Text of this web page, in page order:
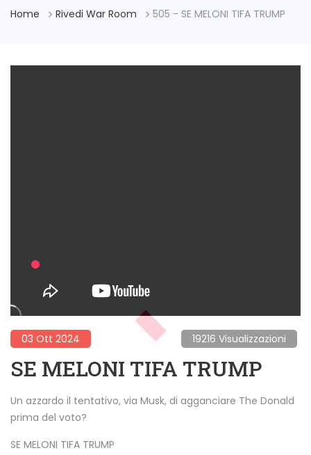
Home Rivedi War Room 505 - SE MELONI TIFA TRUMP
03 Ott 2024 19216 Visualizzazioni
SE MELONI TIFA TRUMP
Un azzardo il tentativo, via Musk, di agganciare The Donald
prima del voto?
SE MELONI TIFA TRUMP